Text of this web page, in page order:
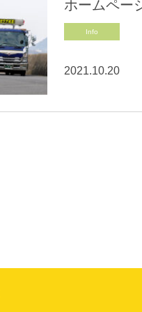
ホームペー
Info
2021.10.20